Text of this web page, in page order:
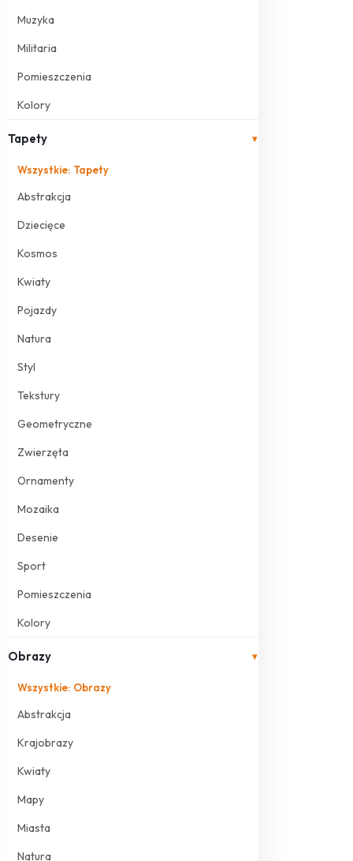
Muzyka
Militaria
Pomieszczenia
Kolory
Tapety ▾
Wszystkie: Tapety
Abstrakcja
Dziecięce
Kosmos
Kwiaty
Pojazdy
Natura
Styl
Tekstury
Geometryczne
Zwierzęta
Ornamenty
Mozaika
Desenie
Sport
Pomieszczenia
Kolory
Obrazy ▾
Wszystkie: Obrazy
Abstrakcja
Krajobrazy
Kwiaty
Mapy
Miasta
Natura